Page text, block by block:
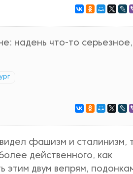
надень что-то серьезное,
фашизм и сталинизм,
действенного, как
этим двум вепрям,